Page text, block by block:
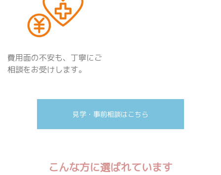
費用面の不安も、丁寧にご
相談をお受けします。
見学・事前相談はこちら
こんな方に選ばれています